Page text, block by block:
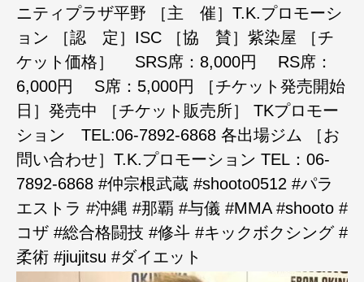
ニティプラザ平野 ［主 催］T.K.プロモーシ
ョン ［認 定］ISC ［協 賛］紫染屋 ［チ
ケット価格］ SRS席：8,000円 RS席：
6,000円 S席：5,000円 ［チケット発売開始
日］発売中 ［チケット販売所］ TKプロモー
ション TEL:06-7892-6868 各出場ジム ［お
問い合わせ］T.K.プロモーション TEL：06-
7892-6868 #仲宗根武蔵 #shooto0512 #パラ
エストラ #沖縄 #那覇 #与儀 #MMA #shooto #
コザ #総合格闘技 #修斗 #キックボクシング #
柔術 #jiujitsu #ダイエット